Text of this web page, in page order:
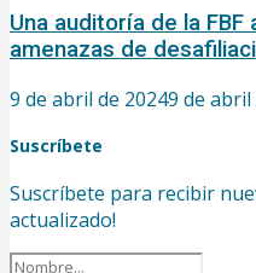
Una auditoría de la
amenazas de
9 de abril de 20249 de abril
Suscríbete
Suscríbete para recibir
actualizado!